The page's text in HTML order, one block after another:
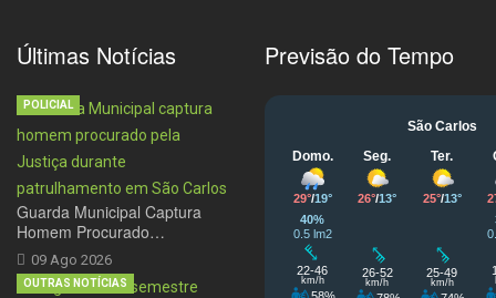
Últimas Notícias
Guarda Municipal Captura
Homem Procurado…
09 Ago 2026
POLICIAL
OUTRAS NOTÍCIAS
Previsão do Tempo